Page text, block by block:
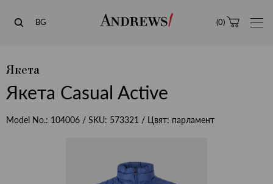
Andrews
BG (0)
Якета
Якета Casual Active
Model No.: 104006 / SKU: 573321 / Цвят: парламент